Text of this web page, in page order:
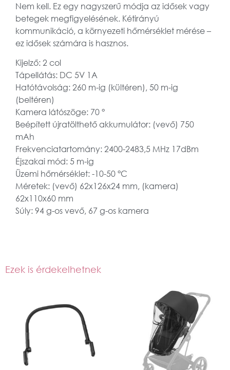
Nem kell. Ez egy nagyszerű módja az idősek vagy
betegek megfigyelésének. Kétirányú
kommunikáció, a környezeti hőmérséklet mérése –
ez idősek számára is hasznos.
Kijelző: 2 col
Tápellátás: DC 5V 1A
Hatótávolság: 260 m-ig (kültéren), 50 m-ig
(beltéren)
Kamera látószöge: 70 °
Beépített újratölthető akkumulátor: (vevő) 750
mAh
Frekvenciatartomány: 2400-2483,5 MHz 17dBm
Éjszakai mód: 5 m-ig
Üzemi hőmérséklet: -10-50 °C
Méretek: (vevő) 62x126x24 mm, (kamera)
62x110x60 mm
Súly: 94 g-os vevő, 67 g-os kamera
Ezek is érdekelhetnek